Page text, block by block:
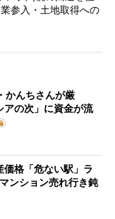
参入・土地取得への
かんちさんが厳
アの次」に資金が流
価格「危ない駅」ラ
ンション売れ行き鈍